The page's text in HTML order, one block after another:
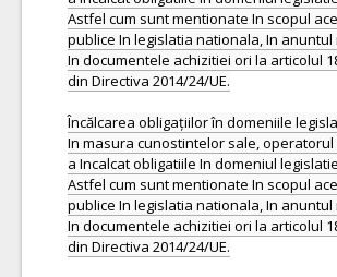
Astfel cum sunt mentionate In scopul
publice In legislatia nationala, In
In documentele achizitiei ori la articolul
din Directiva 2014/24/UE.
Încălcarea obligațiilor în domeniile
In masura cunostintelor sale, operatorul
a Incalcat obligatiile In domeniul
Astfel cum sunt mentionate In scopul
publice In legislatia nationala, In
In documentele achizitiei ori la articolul
din Directiva 2014/24/UE.